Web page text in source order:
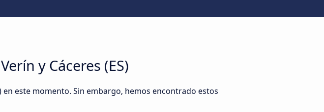
y Cáceres‎‎ (ES)
en este momento. Sin embargo, hemos encontrado estos